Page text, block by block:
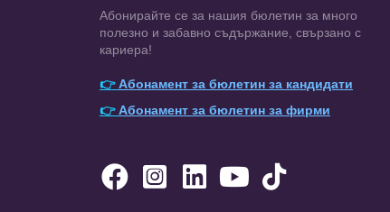
Абонирайте се за нашия бюлетин за много
полезно и забавно съдържание, свързано с
кариера!
👉Абонамент за бюлетин за кандидати
👉Абонамент за бюлетин за фирми
    